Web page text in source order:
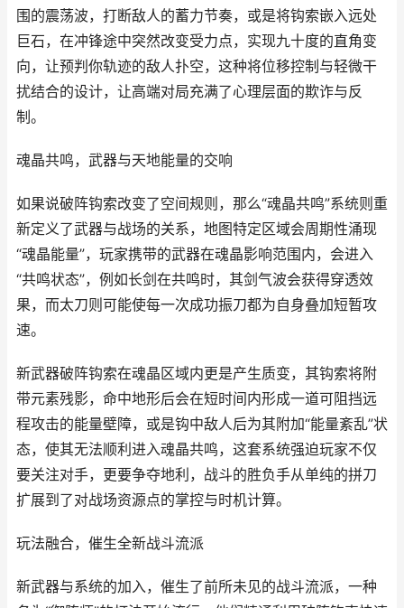
围的震荡波，打断敌人的蓄力节奏，或是将钩索嵌入远处
巨石，在冲锋途中突然改变受力点，实现九十度的直角变
向，让预判你轨迹的敌人扑空，这种将位移控制与轻微干
扰结合的设计，让高端对局充满了心理层面的欺诈与反
制。
魂晶共鸣，武器与天地能量的交响
如果说破阵钩索改变了空间规则，那么“魂晶共鸣”系统则重
新定义了武器与战场的关系，地图特定区域会周期性涌现
“魂晶能量”，玩家携带的武器在魂晶影响范围内，会进入
“共鸣状态”，例如长剑在共鸣时，其剑气波会获得穿透效
果，而太刀则可能使每一次成功振刀都为自身叠加短暂攻
速。
新武器破阵钩索在魂晶区域内更是产生质变，其钩索将附
带元素残影，命中地形后会在短时间内形成一道可阻挡远
程攻击的能量壁障，或是钩中敌人后为其附加“能量紊乱”状
态，使其无法顺利进入魂晶共鸣，这套系统强迫玩家不仅
要关注对手，更要争夺地利，战斗的胜负手从单纯的拼刀
扩展到了对战场资源点的掌控与时机计算。
玩法融合，催生全新战斗流派
新武器与系统的加入，催生了前所未见的战斗流派，一种